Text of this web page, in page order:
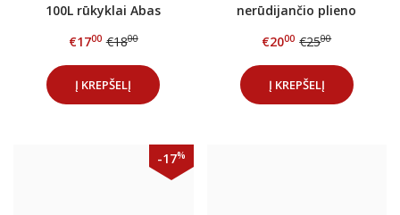
100L rūkyklai Abas
€1700 €1800
Į KREPŠELĮ
nerūdijančio plieno
€2000 €2500
Į KREPŠELĮ
-17%